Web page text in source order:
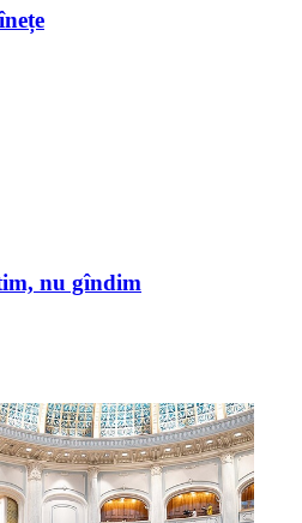
nu gîndim